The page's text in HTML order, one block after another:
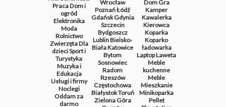
PracaDom i
ogród
Elektronika
Moda
Rolnictwo
ZwierzętaDla
dzieciSport i
Turystyka
Muzyka i
Edukacja
Usługi i firmy
Noclegi
Oddam za
darmo
Wrocław
PoznańŁódź
GdańskGdynia
Szczecin
Bydgoszcz
LublinBielsko-
BiałaKatowice
Bytom
Sosnowiec
Radom
Rzeszów
Częstochowa
BiałystokToruń
Zielona Góra
DomGra
Kamper
Kawalerka
Kierowca
Koparka
Koparko
ładowarka
LaptopLaweta
Meble
kuchenne
Meble
Mieszkanie
Minikoparka
Pellet